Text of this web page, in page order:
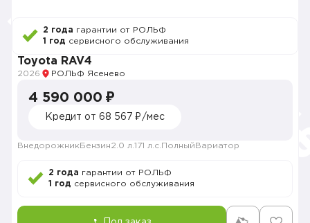
2 года гарантии от РОЛЬФ
1 год сервисного обслуживания
Toyota RAV4
2026 РОЛЬФ Ясенево
4 590 000 ₽
Кредит от 68 567 ₽/мес
Внедорожник Бензин2.0 л. 171 л.с. Полный Вариатор
2 года гарантии от РОЛЬФ
1 год сервисного обслуживания